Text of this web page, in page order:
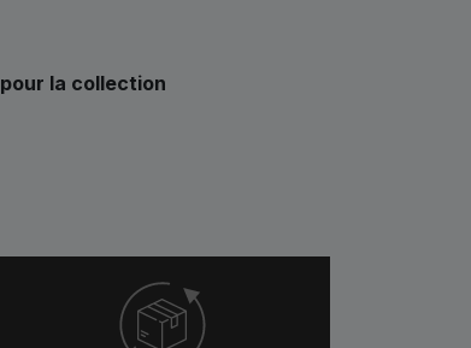
pour la collection